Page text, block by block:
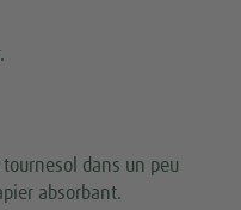
dans un peu
absorbant.